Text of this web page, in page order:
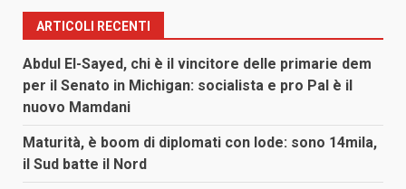
ARTICOLI RECENTI
Abdul El-Sayed, chi è il vincitore delle primarie dem
per il Senato in Michigan: socialista e pro Pal è il
nuovo Mamdani
Maturità, è boom di diplomati con lode: sono 14mila,
il Sud batte il Nord